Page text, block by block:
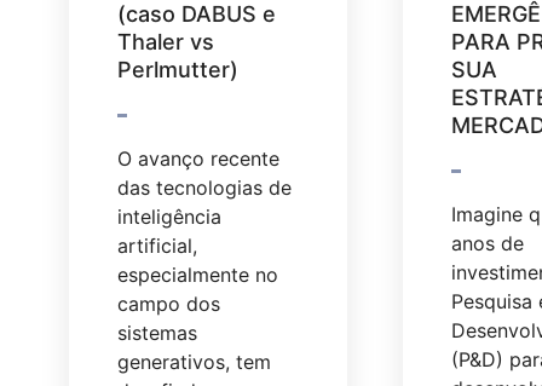
(caso DABUS e
Thaler vs
Perlmutter)
O avanço recente
das tecnologias de
inteligência
artificial,
especialmente no
campo dos
sistemas
generativos, tem
PARA
SUA
Imagine
anos de
Pesquisa
(P&D)